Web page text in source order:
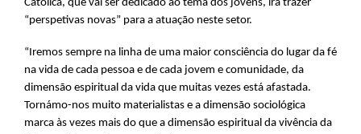
Católica, que vai ser dedicado ao tema dos jovens, irá trazer
“perspetivas novas” para a atuação neste setor.
“Iremos sempre na linha de uma maior consciência do lugar da fé
na vida de cada pessoa e de cada jovem e comunidade, da
dimensão espiritual da vida que muitas vezes está afastada.
Tornámo-nos muito materialistas e a dimensão sociológica
marca às vezes mais do que a dimensão espiritual da vivência da